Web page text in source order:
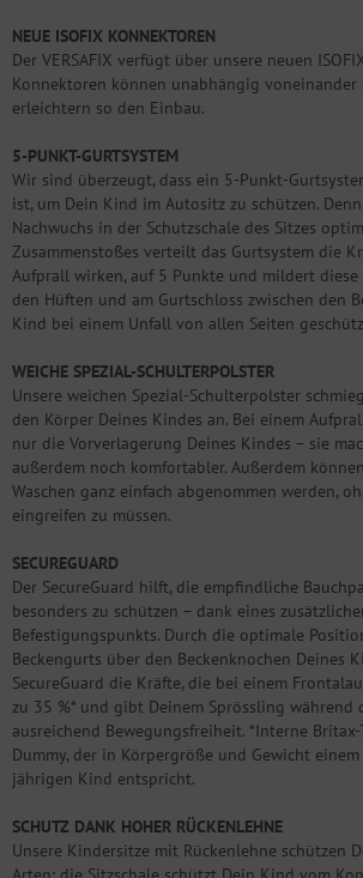
NEUE ISOFIX KONNEKTOREN
Der VERSAFIX verfügt über unsere neuen
Konnektoren können unabhängig
erleichtern so den Einbau.
5-PUNKT-GURTSYSTEM
Wir sind überzeugt, dass ein 5-Punkt-
ist, um Dein Kind im Autositz zu schützen.
Nachwuchs in der Schutzschale des Sitzes
Zusammenstoßes verteilt das Gurtsystem die
Aufprall wirken, auf 5 Punkte und mildert diese
den Hüften und am Gurtschloss zwischen den
Kind bei einem Unfall von allen Seiten
WEICHE SPEZIAL-SCHULTERPOLSTER
Unsere weichen Spezial-Schulterpolster
den Körper Deines Kindes an. Bei einem
nur die Vorverlagerung Deines Kindes – sie
außerdem noch komfortabler. Außerdem
Waschen ganz einfach abgenommen werden,
eingreifen zu müssen.
SECUREGUARD
Der SecureGuard hilft, die empfindliche
besonders zu schützen – dank eines
Befestigungspunkts. Durch die optimale
Beckengurts über den Beckenknochen Deines
SecureGuard die Kräfte, die bei einem
zu 35 %* und gibt Deinem Sprössling während
ausreichend Bewegungsfreiheit. *Interne
Dummy, der in Körpergröße und Gewicht
jährigen Kind entspricht.
SCHUTZ DANK HOHER RÜCKENLEHNE
Unsere Kindersitze mit Rückenlehne schützen